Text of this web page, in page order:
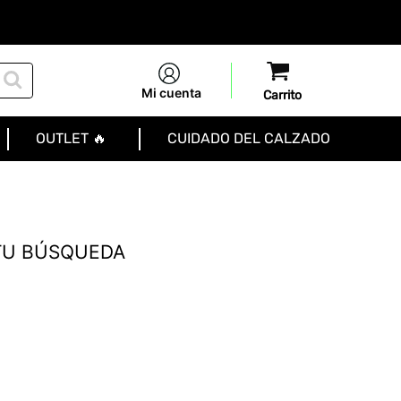
Mi cuenta
OUTLET 🔥 CUIDADO DEL CALZADO
BÚSQUEDA